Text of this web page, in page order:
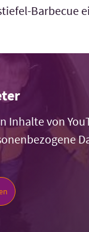
Barbecue
Inhalte von